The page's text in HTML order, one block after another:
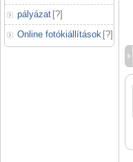
pályázat [?]
Online fotókiállítások [?]